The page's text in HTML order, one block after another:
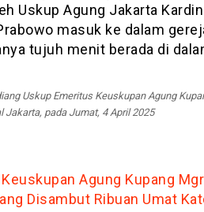
Uskup Agung Jakarta
masuk ke dalam
tujuh menit berada di
Uskup Emeritus Keuskupan Agung
Jakarta, pada Jumat, 4 April 2025
Agung Kupang Mgr
Disambut Ribuan Umat